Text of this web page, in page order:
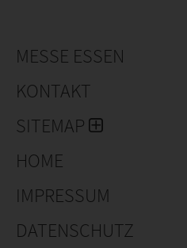
MESSE ESSEN
KONTAKT
SITEMAP
HOME
IMPRESSUM
DATENSCHUTZ